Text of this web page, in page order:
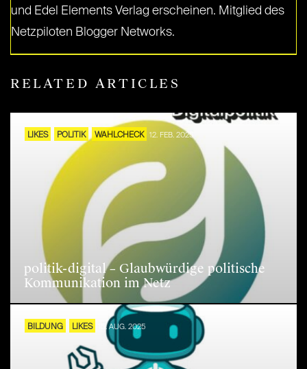
und Edel Elements Verlag erscheinen. Mitglied des
Netzpiloten Blogger Networks.
RELATED ARTICLES
LIKES POLITIK WAHLCHECK 12. FEB. 2025
politik-digital – Glaubwürdige politische
Kommunikation im Netz
BILDUNG LIKES 15. AUG. 2025